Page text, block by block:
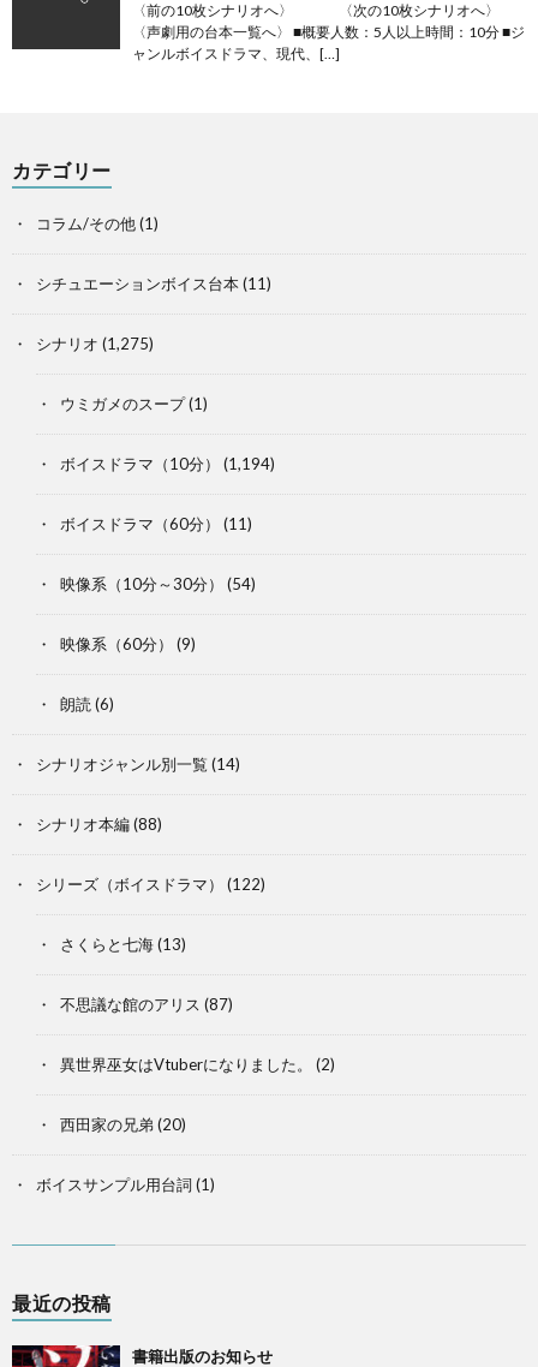
〈前の10枚シナリオへ〉 〈次の10枚シナリオへ〉
〈声劇用の台本一覧へ〉 ■概要人数：5人以上時間：10分 ■ジ
ャンルボイスドラマ、現代、[…]
カテゴリー
コラム/その他(1)
シチュエーションボイス台本(11)
シナリオ (1,275)
ウミガメのスープ(1)
ボイスドラマ（10分） (1,194)
ボイスドラマ（60分） (11)
映像系（10分～30分） (54)
映像系（60分） (9)
朗読 (6)
シナリオジャンル別一覧 (14)
シナリオ本編(88)
シリーズ（ボイスドラマ） (122)
さくらと七海(13)
不思議な館のアリス (87)
異世界巫女はVtuberになりました。 (2)
西田家の兄弟(20)
ボイスサンプル用台詞 (1)
最近の投稿
書籍出版のお知らせ